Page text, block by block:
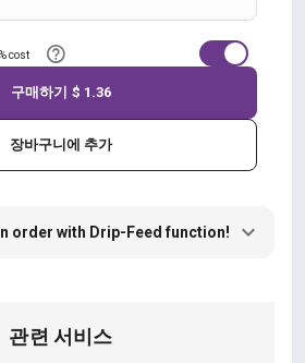
cost
장바구니에 추가
구매하기 $ 1.36
order with Drip-Feed function!
관련 서비스